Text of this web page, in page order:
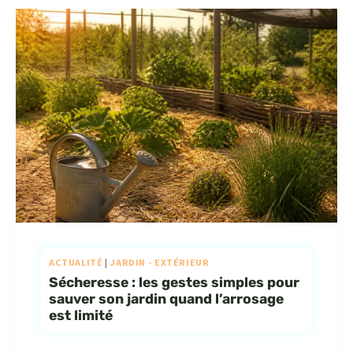
ACTUALITÉ | JARDIN - EXTÉRIEUR
Sécheresse : les gestes simples pour
sauver son jardin quand l’arrosage
est limité